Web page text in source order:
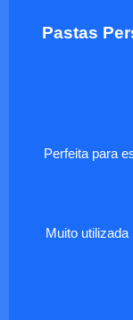
Pastas
Perfeita para
Muito